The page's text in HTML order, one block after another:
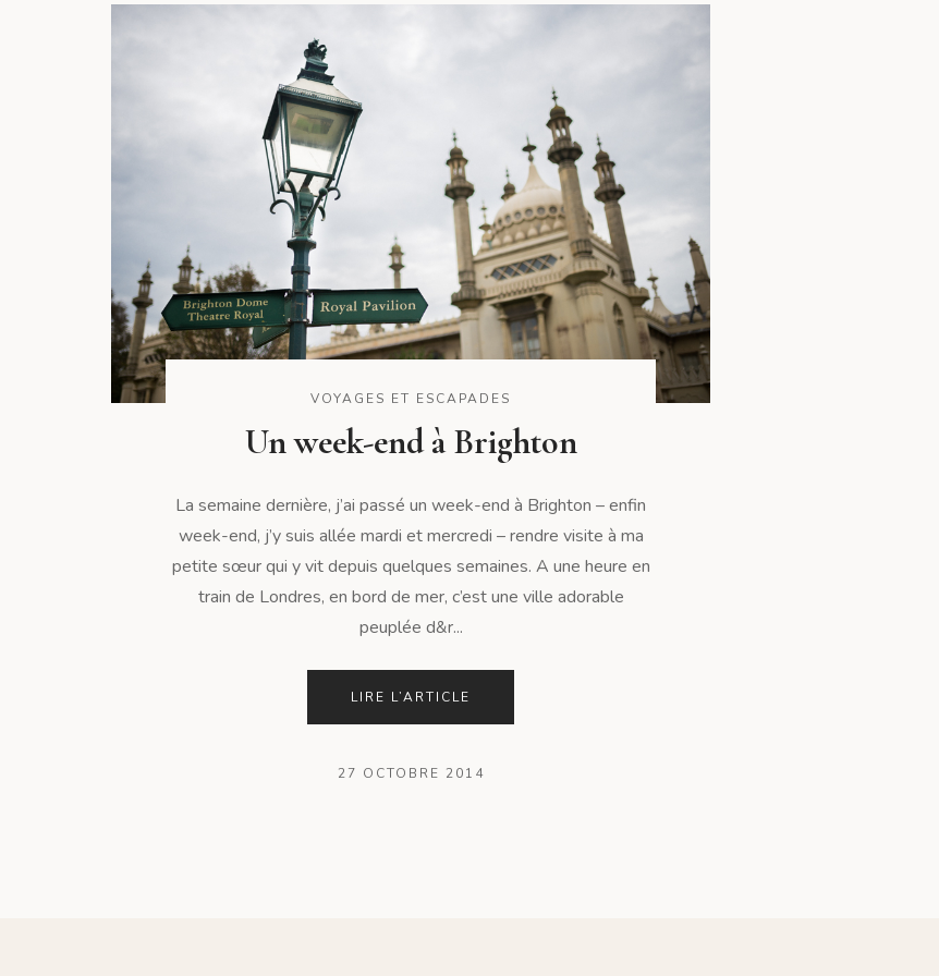
VOYAGES ET ESCAPADES
Un week-end à Brighton
La semaine dernière, j’ai passé un week-end à Brighton – enfin
week-end, j’y suis allée mardi et mercredi – rendre visite à ma
petite sœur qui y vit depuis quelques semaines. A une heure en
train de Londres, en bord de mer, c’est une ville adorable
peuplée d&r...
LIRE L’ARTICLE
27 OCTOBRE 2014